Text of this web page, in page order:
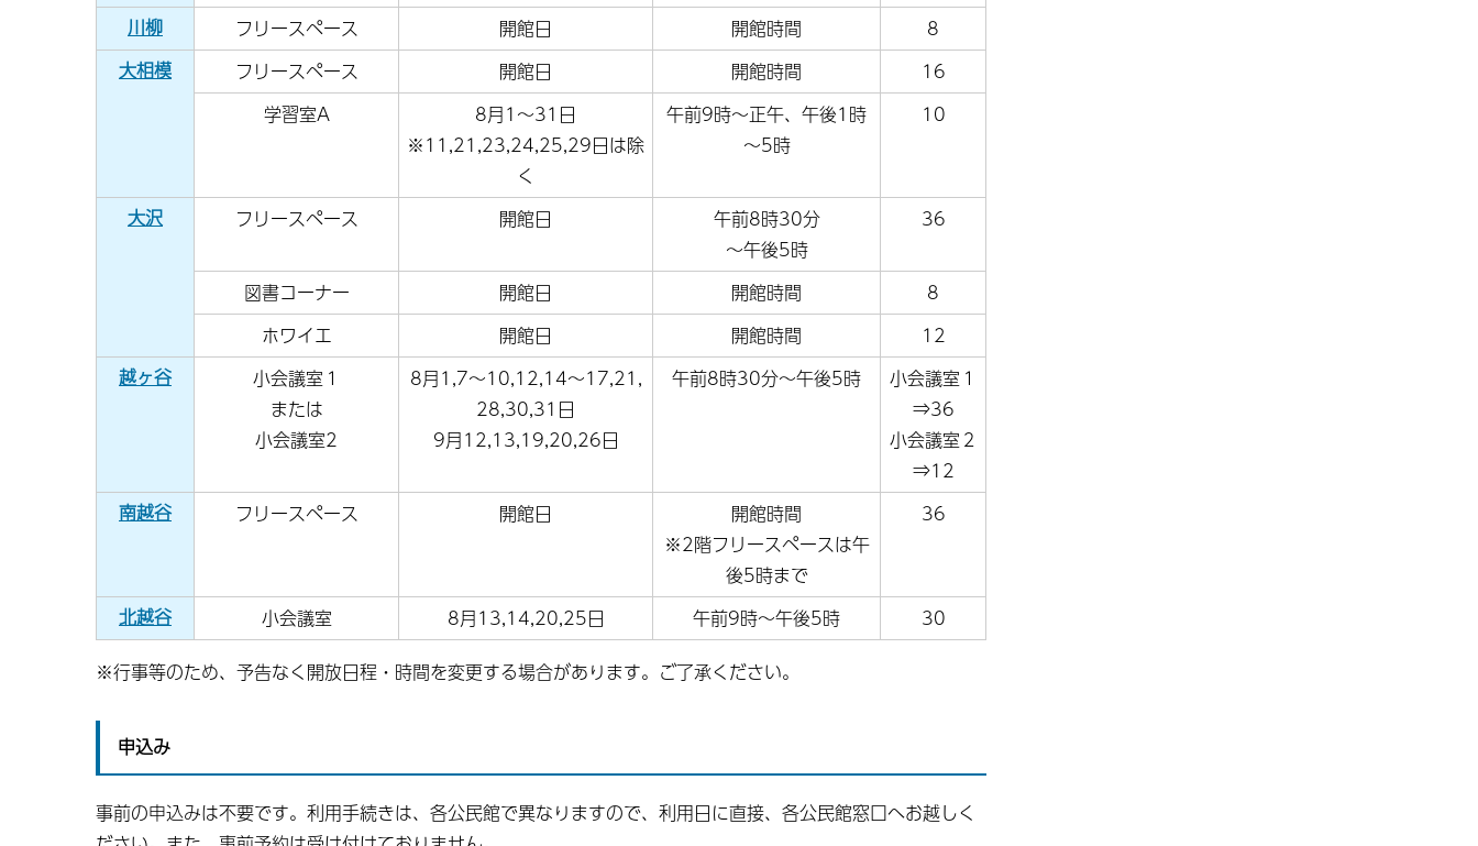
川柳 フリースペース 開館日 開館時間
8
大相模
フリースペース 開館日 開館時間
16
学習室A
8月1～31日
※11,21,23,24,25,29日は除
く
午前9時～正午、午後1時
～5時
10
大沢 フリースペース 開館日
午前8時30分
～午後5時
36
図書コーナー 開館日 開館時間
8
ホワイエ
開館日 開館時間
12
越ヶ谷
小会議室１
または
小会議室2
8月1,7～10,12,14～17,21,
28,30,31日
9月12,13,19,20,26日
午前8時30分～午後5時
小会議室１
⇒36
小会議室２
⇒12
南越谷
フリースペース 開館日
開館時間
※2階フリースペースは午
後5時まで
36
北越谷 小会議室 8月13,14,20,25日 午前9時～午後5時
30
※行事等のため、予告なく開放日程・時間を変更する場合があります。ご了承ください。
申込み
事前の申込みは不要です。利用手続きは、各公民館で異なりますので、利用日に直接、各公民館窓口へお越しく